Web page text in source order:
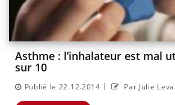
Asthme : l’inhalateur est mal
sur 10
Publié le 22.12.2014 | Par Julie